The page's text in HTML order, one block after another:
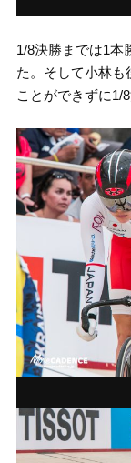
1/8決勝までは1本
た。そして小林も
ことができずに1/